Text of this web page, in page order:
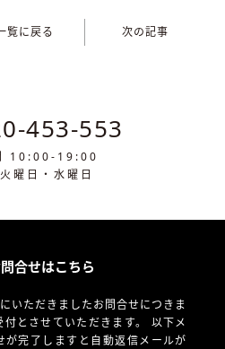
覧に戻る 次の記事
453-553
10:00-19:00
曜日・水曜日
合せはこちら
いただきましたお問合せにつきま
とさせていただきます。 以下メ
が完了しますと自動返信メールが